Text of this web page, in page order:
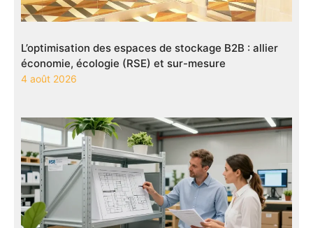
L’optimisation des espaces de stockage B2B : allier
économie, écologie (RSE) et sur-mesure
4 août 2026